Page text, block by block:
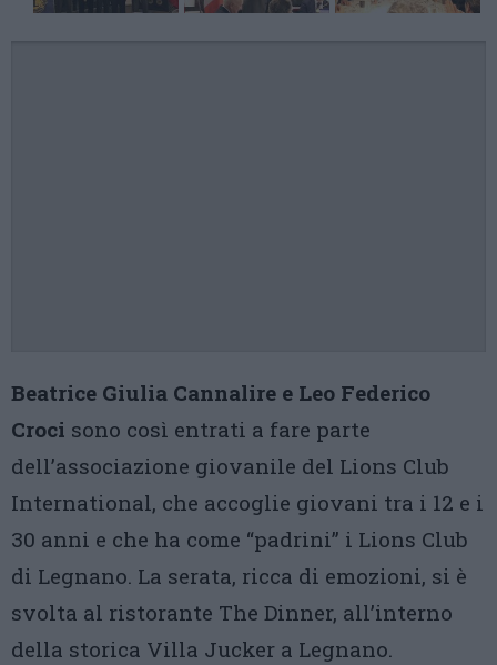
Beatrice Giulia Cannalire e Leo Federico
Croci sono così entrati a fare parte
dell’associazione giovanile del Lions Club
International, che accoglie giovani tra i 12 e i
30 anni e che ha come “padrini” i Lions Club
di Legnano. La serata, ricca di emozioni, si è
svolta al ristorante The Dinner, all’interno
della storica Villa Jucker a Legnano.